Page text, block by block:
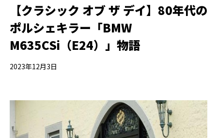
【クラシック オブ ザ デイ】80年代の
ポルシェキラー「BMW
M635CSi（E24）」物語
2023年12月3日